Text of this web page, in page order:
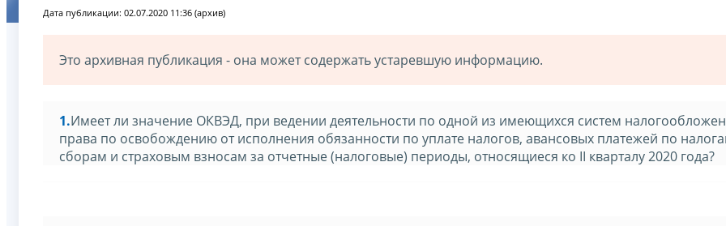
Дата публикации: 02.07.2020 11:36 (архив)
Это архивная публикация - она может содержать устаревшую информацию.
1.Имеет ли значение ОКВЭД, при ведении деятельности по одной из имеющихся систем
права по освобождению от исполнения обязанности по уплате налогов, авансовых платежей по
сборам и страховым взносам за отчетные (налоговые) периоды, относящиеся ко II кварталу 2020 года?